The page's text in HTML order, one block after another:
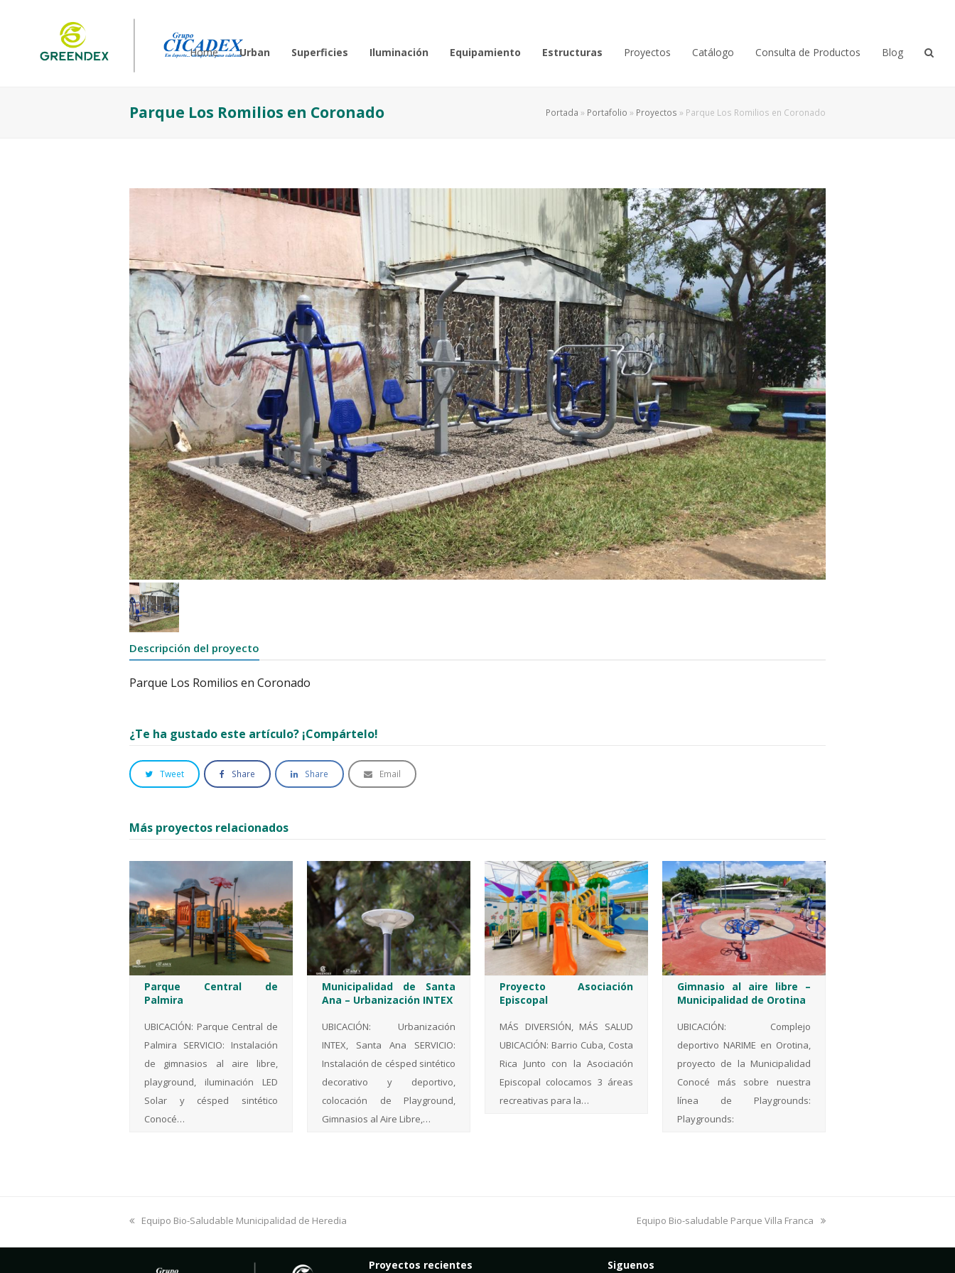
Home Urban Superficies Iluminación Equipamiento Estructuras Proyectos Catálogo Consulta de Productos Blog
Parque Los Romilios en Coronado Portada » Portafolio » Proyectos » Parque Los Romilios en Coronado
Descripción del proyecto
Parque Los Romilios en Coronado
¿Te ha gustado este artículo? ¡Compártelo!
Tweet Share Share Email
Más proyectos relacionados
Parque Central de
Palmira
UBICACIÓN: Parque Central de
Palmira SERVICIO: Instalación
de gimnasios al aire libre,
playground, iluminación LED
Solar y césped sintético
Conocé…
Municipalidad de Santa
Ana – Urbanización INTEX
UBICACIÓN: Urbanización
INTEX, Santa Ana SERVICIO:
Instalación de césped sintético
decorativo y deportivo,
colocación de Playground,
Gimnasios al Aire Libre,…
Proyecto Asociación
Episcopal
MÁS DIVERSIÓN, MÁS SALUD
UBICACIÓN: Barrio Cuba, Costa
Rica Junto con la Asociación
Episcopal colocamos 3 áreas
recreativas para la…
Gimnasio al aire libre –
Municipalidad de Orotina
UBICACIÓN: Complejo
deportivo NARIME en Orotina,
proyecto de la Municipalidad
Conocé más sobre nuestra
línea de Playgrounds:
Playgrounds:
previous
Equipo Bio-Saludable Municipalidad de Heredia
next
Equipo Bio-saludable Parque Villa Franca
Proyectos recientes Siguenos